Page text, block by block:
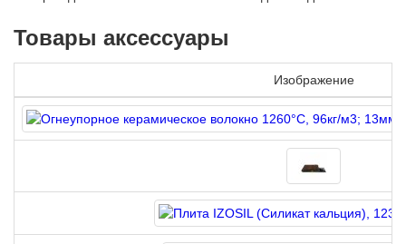
Товары аксессуары
Изображение